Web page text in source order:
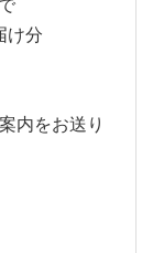
け分
内をお送り